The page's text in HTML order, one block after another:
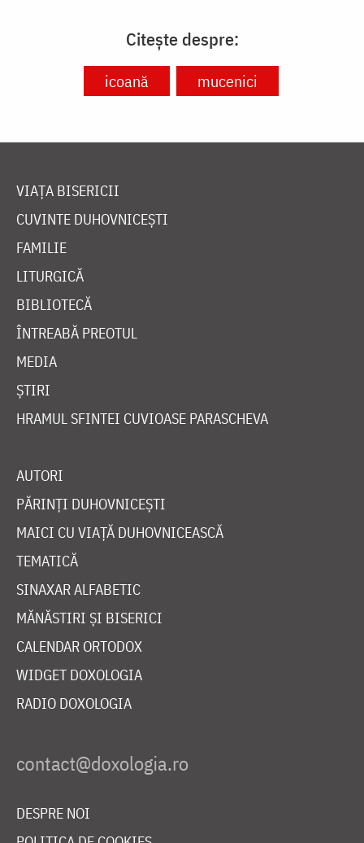
Citește despre:
icoană mucenici
VIAȚA BISERICII
CUVINTE DUHOVNICEȘTI
FAMILIE
LITURGICĂ
BIBLIOTECĂ
ÎNTREABĂ PREOTUL
MEDIA
ȘTIRI
HRAMUL SFINTEI CUVIOASE PARASCHEVA
AUTORI
PĂRINȚI DUHOVNICEȘTI
MAICI CU VIAȚĂ DUHOVNICEASCĂ
TEMATICĂ
SINAXAR ALFABETIC
MĂNĂSTIRI ȘI BISERICI
CALENDAR ORTODOX
WIDGET DOXOLOGIA
RADIO DOXOLOGIA
DESPRE NOI